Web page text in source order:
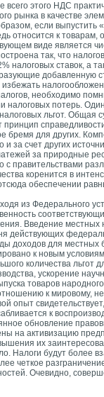
всего этого НДС
рынка в качестве
если выпустить
относится к
виде является
так, что
налоговых ставок, а
добавленную
необходимо
налоговых потерь.
льгот. Общая
бремя для других.
за счет других
за природные
правительствами
коренится в
обеспечении
из Федерального
Введение
действующих
доходов для местных
к новым
количества льгот
ускорение
товаров
к мировому,
опыт
к
обновление
на активизацию
их
Налоги будут более
четкое
Очевидно,